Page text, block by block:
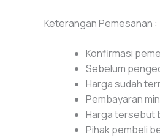
Keterangan Pemesanan :
Konfirmasi
Sebelum
Harga sudah
Pembayaran
Harga tersebut
Pihak pembeli